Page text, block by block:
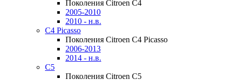
Поколения Citroen C4
2005-2010
2010 - н.в.
C4 Picasso
Поколения Citroen C4 Picasso
2006-2013
2014 - н.в.
C5
Поколения Citroen C5